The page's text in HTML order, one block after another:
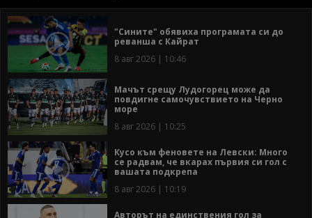
"Сините" обявиха програмата си до
реванша с Кайрат
8 авг 2026 | 10:46
Мачът срещу Лудогорец може да
повдигне самочувствието на Черно
море
8 авг 2026 | 10:25
Кусо към феновете на Левски: Много
се радвам, че вкарах първия си гол с
вашата подкрепа
8 авг 2026 | 10:19
Авторът на единствения гол за